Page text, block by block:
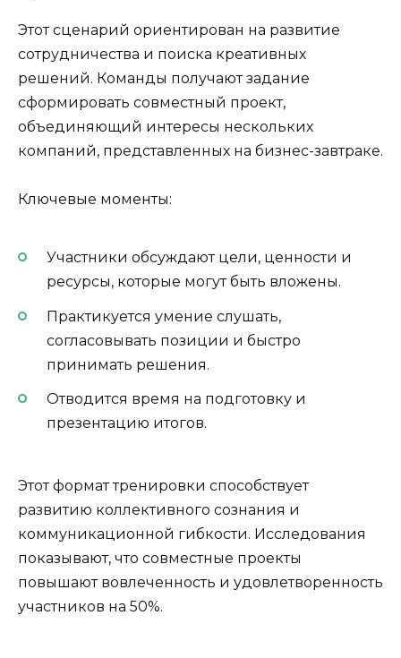
Этот сценарий ориентирован на развитие
сотрудничества и поиска креативных
решений. Команды получают задание
сформировать совместный проект,
объединяющий интересы нескольких
компаний, представленных на бизнес-завтраке.
Ключевые моменты:
Участники обсуждают цели, ценности и
ресурсы, которые могут быть вложены.
Практикуется умение слушать,
согласовывать позиции и быстро
принимать решения.
Отводится время на подготовку и
презентацию итогов.
Этот формат тренировки способствует
развитию коллективного сознания и
коммуникационной гибкости. Исследования
показывают, что совместные проекты
повышают вовлеченность и удовлетворенность
участников на 50%.